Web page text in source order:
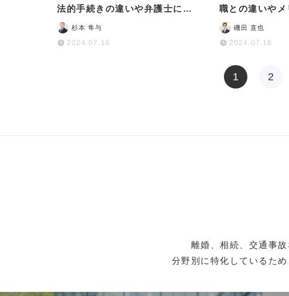
法的手続きの違いや弁護士に依
頼するメリットも
杉本 隼与
2024.07.16
職との違いや
ットを解説
磯田 直也
2024.07.16
1 2
離婚、相続、交通事
分野別に特化しているた